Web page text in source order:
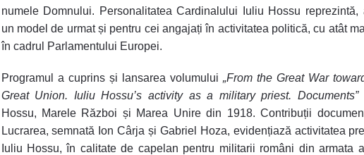
numele Domnului. Personalitatea Cardinalului Iuliu Hossu reprezintă,
un model de urmat și pentru cei angajați în activitatea politică, cu atât
în cadrul Parlamentului Europei.
Programul a cuprins și lansarea volumului„From the Great War
Great Union. Iuliu Hossu’s activity as a military priest. Documents”
Hossu, Marele Război și Marea Unire din 1918. Contribuții
Lucrarea, semnată Ion Cârja și Gabriel Hoza, evidențiază activitatea
Iuliu Hossu, în calitate de capelan pentru militarii români din armata